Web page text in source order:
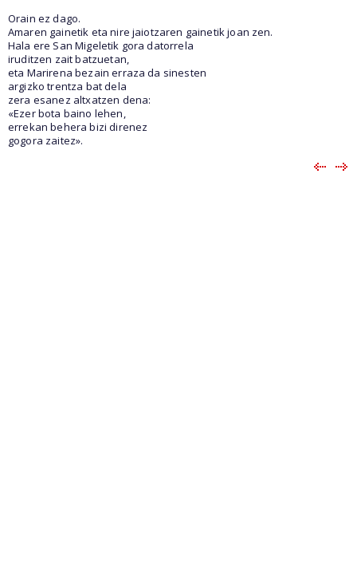
Orain ez dago.
Amaren gainetik eta nire jaiotzaren gainetik joan zen.
Hala ere San Migeletik gora datorrela
iruditzen zait batzuetan,
eta Marirena bezain erraza da sinesten
argizko trentza bat dela
zera esanez altxatzen dena:
«Ezer bota baino lehen,
errekan behera bizi direnez
gogora zaitez».